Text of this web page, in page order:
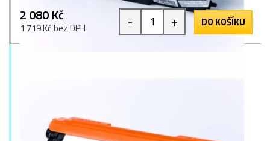
2 080 Kč
1 719 Kč bez DPH - + DO KOŠÍKU